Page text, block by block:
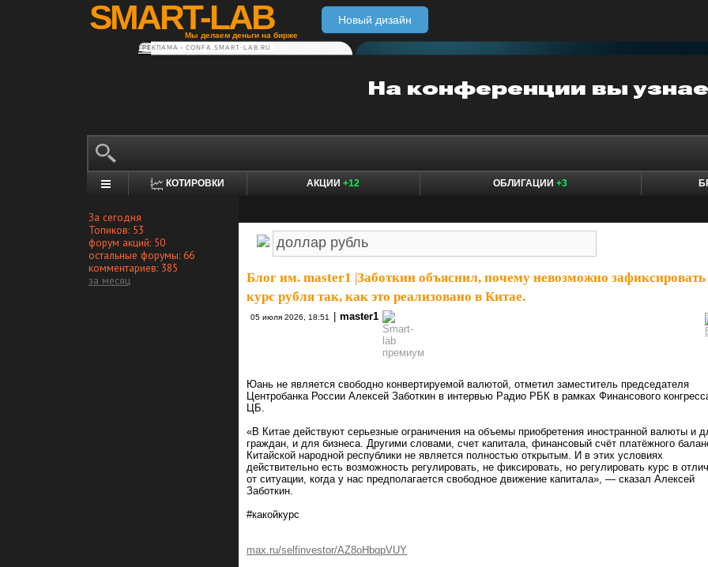
SMART-LAB
Мы делаем деньги на бирже
Новый дизайн
РЕКЛАМА • CONFA.SMART-LAB.RU
КОТИРОВКИ АКЦИИ +12 ОБЛИГАЦИИ +3
За сегодня
Топиков: 53
форум акций: 50
остальные форумы: 66
комментариев: 385
за месяц
Блог им. master1 Заботкин объяснил, почему невозможно зафиксировать
курс рубля так, как это реализовано в Китае.
05 июля 2026, 18:51 master1
Юань не является свободно конвертируемой валютой, отметил заместитель председателя
Центробанка России Алексей Заботкин в интервью Радио РБК в рамках Финансового
ЦБ.
«В Китае действуют серьезные ограничения на объемы приобретения иностранной валюты и
граждан, и для бизнеса. Другими словами, счет капитала, финансовый счёт платёжного
Китайской народной республики не является полностью открытым. И в этих условиях
действительно есть возможность регулировать, не фиксировать, но регулировать курс в
от ситуации, когда у нас предполагается свободное движение капитала», — сказал Алексей
Заботкин.
#какойкурс
max.ru/selfinvestor/AZ8oHbqpVUY